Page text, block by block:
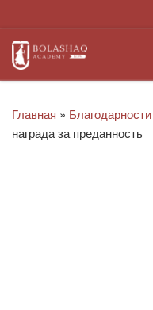
Главная » Благодарности
награда за преданность